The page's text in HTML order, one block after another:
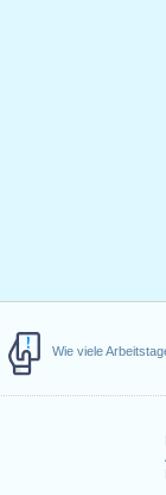
Wie viele